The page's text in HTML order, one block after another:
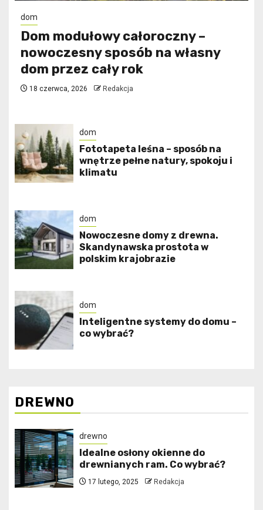
dom
Dom modułowy całoroczny –
nowoczesny sposób na własny
dom przez cały rok
18 czerwca, 2026 Redakcja
dom
​Fototapeta leśna – sposób na
wnętrze pełne natury, spokoju i
klimatu
dom
Nowoczesne domy z drewna.
Skandynawska prostota w
polskim krajobrazie
dom
Inteligentne systemy do domu –
co wybrać?
DREWNO
drewno
Idealne osłony okienne do
drewnianych ram. Co wybrać?
17 lutego, 2025 Redakcja